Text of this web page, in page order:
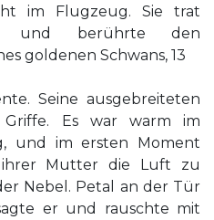
im Flugzeug. Sie trat
und berührte den
goldenen Schwans, 13
Seine ausgebreiteten
Es war warm im
und im ersten Moment
ihrer Mutter die Luft zu
Nebel. Petal an der Tür
er und rauschte mit